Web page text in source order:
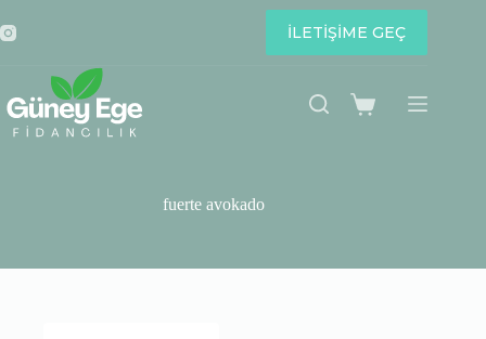
to
content
İLETİŞİME GEÇ
Shopping
fuerte avokado